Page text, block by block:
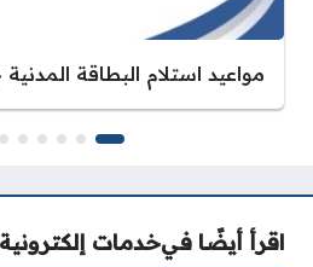
مواعيد استلام البطاقة
اقرأ أيضًا فيخدمات إلكترونية